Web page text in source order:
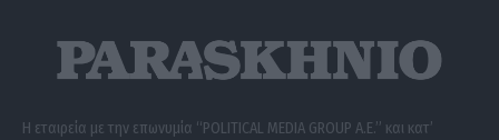
Η εταιρεία με την επωνυμία “POLITICAL MEDIA GROUP A.E.” και κατ’